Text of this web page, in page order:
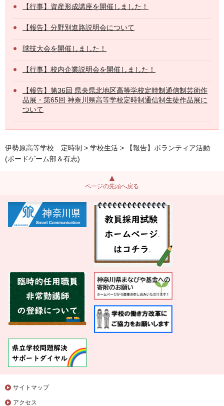
【行事】資産形成講座を開催しました！
【報告】分野別進路説明会について
球技大会を開催しました！
【行事】校内企業説明会を開催しました！
【報告】第36回 県央県北地区高等学校定時制通信制芸術作
品展・第65回 神奈川県高等学校定時制通信制生徒作品展に
ついて
伊勢原高等学校 定時制 > 学校生活 > 【報告】ボランティア活動
(ボードゲーム部＆有志)
ページの先頭へ戻る
サイトマップ
アクセス